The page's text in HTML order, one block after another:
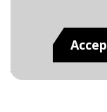
Dit is een website
Rijnmond